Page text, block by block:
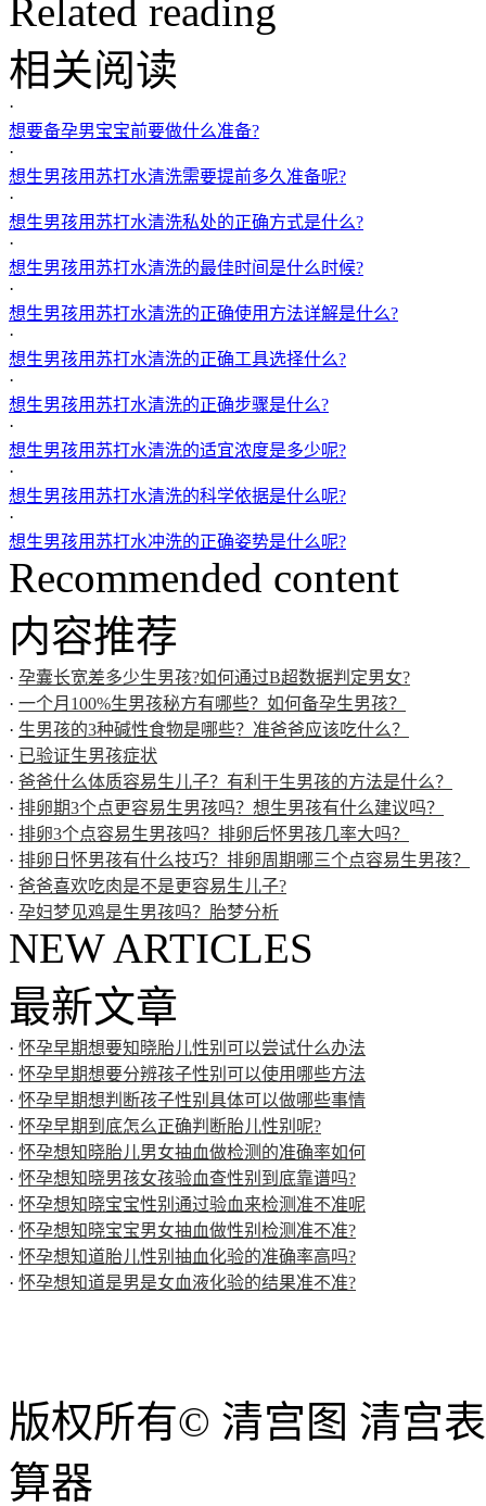
Related reading
相关阅读
·
想要备孕男宝宝前要做什么准备?
·
想生男孩用苏打水清洗需要提前多久准备呢?
·
想生男孩用苏打水清洗私处的正确方式是什么?
·
想生男孩用苏打水清洗的最佳时间是什么时候?
·
想生男孩用苏打水清洗的正确使用方法详解是什么?
·
想生男孩用苏打水清洗的正确工具选择什么?
·
想生男孩用苏打水清洗的正确步骤是什么?
·
想生男孩用苏打水清洗的适宜浓度是多少呢?
·
想生男孩用苏打水清洗的科学依据是什么呢?
·
想生男孩用苏打水冲洗的正确姿势是什么呢?
Recommended content
内容推荐
· 孕囊长宽差多少生男孩?如何通过B超数据判定男女?
· 一个月100%生男孩秘方有哪些？如何备孕生男孩？
· 生男孩的3种碱性食物是哪些？准爸爸应该吃什么？
· 已验证生男孩症状
· 爸爸什么体质容易生儿子？有利于生男孩的方法是什么？
· 排卵期3个点更容易生男孩吗？想生男孩有什么建议吗？
· 排卵3个点容易生男孩吗？排卵后怀男孩几率大吗？
· 排卵日怀男孩有什么技巧？排卵周期哪三个点容易生男孩？
· 爸爸喜欢吃肉是不是更容易生儿子?
· 孕妇梦见鸡是生男孩吗？胎梦分析
NEW ARTICLES
最新文章
· 怀孕早期想要知晓胎儿性别可以尝试什么办法
· 怀孕早期想要分辨孩子性别可以使用哪些方法
· 怀孕早期想判断孩子性别具体可以做哪些事情
· 怀孕早期到底怎么正确判断胎儿性别呢?
· 怀孕想知晓胎儿男女抽血做检测的准确率如何
· 怀孕想知晓男孩女孩验血查性别到底靠谱吗?
· 怀孕想知晓宝宝性别通过验血来检测准不准呢
· 怀孕想知晓宝宝男女抽血做性别检测准不准?
· 怀孕想知道胎儿性别抽血化验的准确率高吗?
· 怀孕想知道是男是女血液化验的结果准不准?
版权所有© 清宫图 清宫
算器